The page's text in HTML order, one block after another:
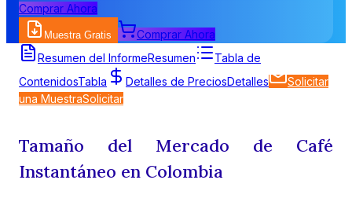
Comprar Ahora
Muestra Gratis
Comprar Ahora
Resumen del InformeResumen
Tabla de
ContenidosTabla Detalles de PreciosDetalles
Solicitar
una MuestraSolicitar
Tamaño del Mercado de Café
Instantáneo en Colombia